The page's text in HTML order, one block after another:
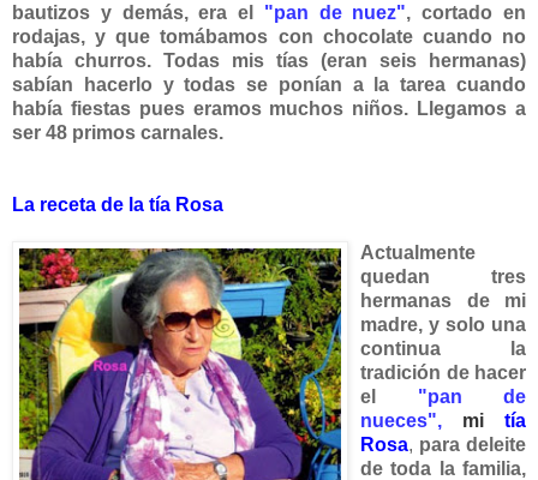
bautizos y demás, era el "pan de nuez", cortado en
rodajas, y que tomábamos con chocolate cuando no
había churros. Todas mis tías (eran seis hermanas)
sabían hacerlo y todas se ponían a la tarea cuando
había fiestas pues eramos muchos niños. Llegamos a
ser 48 primos carnales.
La receta de la tía Rosa
Actualmente
quedan tres
hermanas de mi
madre, y solo una
continua la
tradición de hacer
el "pan de
nueces", mi
tía
Rosa, para deleite
de toda la familia,